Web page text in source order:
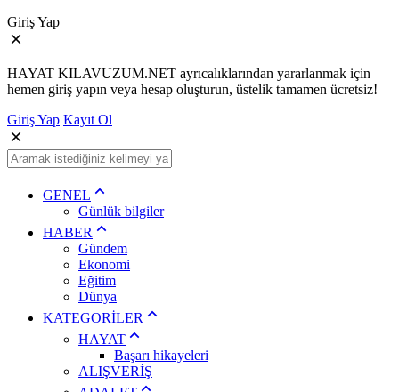
Giriş Yap
HAYAT KILAVUZUM.NET ayrıcalıklarından yararlanmak için
hemen giriş yapın veya hesap oluşturun, üstelik tamamen ücretsiz!
Giriş Yap Kayıt Ol
GENEL
Günlük bilgiler
HABER
Gündem
Ekonomi
Eğitim
Dünya
KATEGORİLER
HAYAT
Başarı hikayeleri
ALIŞVERİŞ